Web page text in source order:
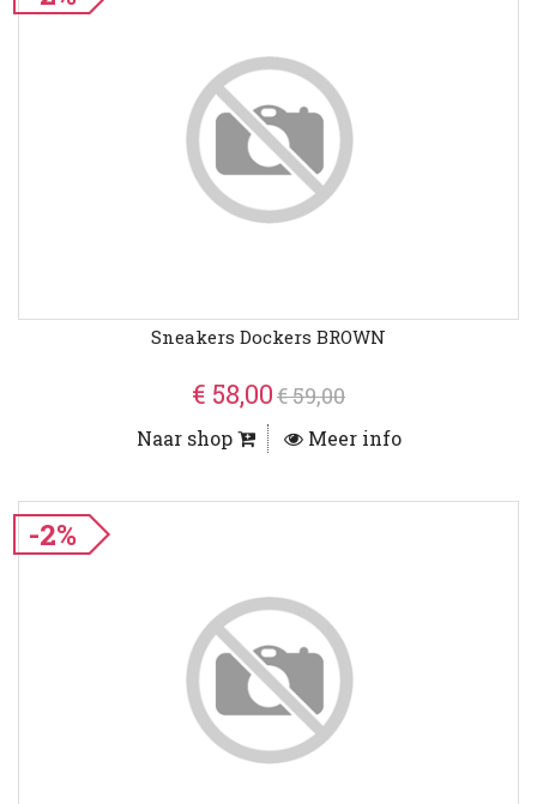
Sneakers Dockers BROWN
€ 58,00€ 59,00
Naar shop Meer info
-2%